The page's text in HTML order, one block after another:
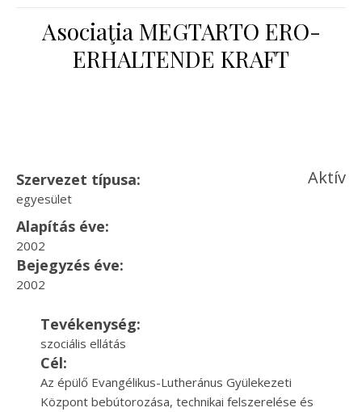
Asociaţia MEGTARTO ERO-
ERHALTENDE KRAFT
Szervezet típusa:
egyesület
Aktív
Alapítás éve:
2002
Bejegyzés éve:
2002
Tevékenység:
szociális ellátás
Cél:
Az épülő Evangélikus-Lutheránus Gyülekezeti
Központ bebútorozása, technikai felszerelése és